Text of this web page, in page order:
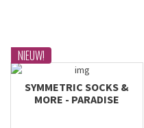
NIEUW!
SYMMETRIC SOCKS &
MORE - PARADISE